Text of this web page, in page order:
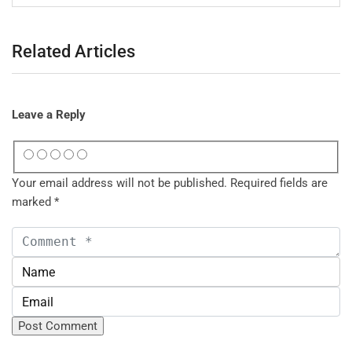
Related Articles
Leave a Reply
Your email address will not be published. Required fields are
marked *